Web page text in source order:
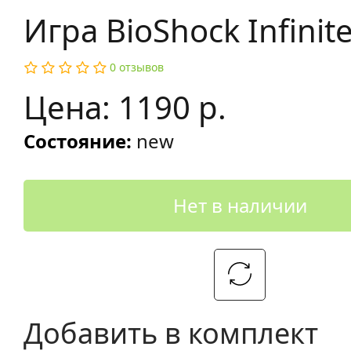
Игра BioShock
0 отзывов
Цена: 1190 р.
Состояние: new
Нет в наличии
Добавить в комплект